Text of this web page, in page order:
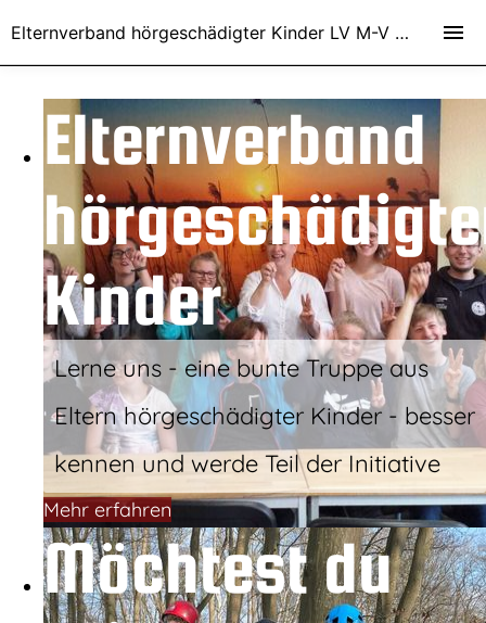
Elternverband
Kinder
Lerne uns - eine bunte Truppe aus
Eltern hörgeschädigter Kinder - besser
kennen und werde Teil der Initiative
Mehr erfahren
Möchtest du
Elternverband hörgeschädigter Kinder LV M-V e.V.